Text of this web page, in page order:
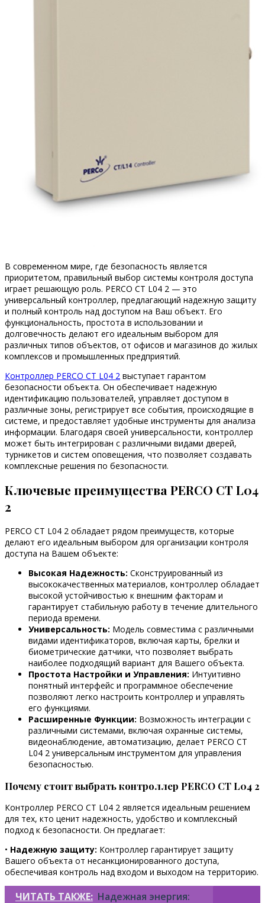
В современном мире, где безопасность является
приоритетом, правильный выбор системы контроля доступа
играет решающую роль. PERCO CT L04 2 — это
универсальный контроллер, предлагающий надежную защиту
и полный контроль над доступом на Ваш объект. Его
функциональность, простота в использовании и
долговечность делают его идеальным выбором для
различных типов объектов, от офисов и магазинов до жилых
комплексов и промышленных предприятий.
Контроллер PERCO CT L04 2 выступает гарантом
безопасности объекта. Он обеспечивает надежную
идентификацию пользователей, управляет доступом в
различные зоны, регистрирует все события, происходящие в
системе, и предоставляет удобные инструменты для анализа
информации. Благодаря своей универсальности, контроллер
может быть интегрирован с различными видами дверей,
турникетов и систем оповещения, что позволяет создавать
комплексные решения по безопасности.
Ключевые преимущества PERCO CT L04
2
PERCO CT L04 2 обладает рядом преимуществ, которые
делают его идеальным выбором для организации контроля
доступа на Вашем объекте:
Высокая Надежность: Сконструированный из
высококачественных материалов, контроллер обладает
высокой устойчивостью к внешним факторам и
гарантирует стабильную работу в течение длительного
периода времени.
Универсальность: Модель совместима с различными
видами идентификаторов, включая карты, брелки и
биометрические датчики, что позволяет выбрать
наиболее подходящий вариант для Вашего объекта.
Простота Настройки и Управления: Интуитивно
понятный интерфейс и программное обеспечение
позволяют легко настроить контроллер и управлять
его функциями.
Расширенные Функции: Возможность интеграции с
различными системами, включая охранные системы,
видеонаблюдение, автоматизацию, делает PERCO CT
L04 2 универсальным инструментом для управления
безопасностью.
Почему стоит выбрать контроллер PERCO CT L04 2
Контроллер PERCO CT L04 2 является идеальным решением
для тех, кто ценит надежность, удобство и комплексный
подход к безопасности. Он предлагает:
• Надежную защиту: Контроллер гарантирует защиту
Вашего объекта от несанкционированного доступа,
обеспечивая контроль над входом и выходом на территорию.
ЧИТАТЬ ТАКЖЕ: Надежная энергия: